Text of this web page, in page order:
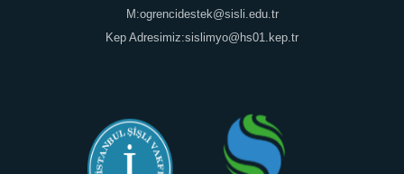
M:ogrencidestek@sisli.edu.tr
Kep Adresimiz:sislimyo@hs01.kep.tr